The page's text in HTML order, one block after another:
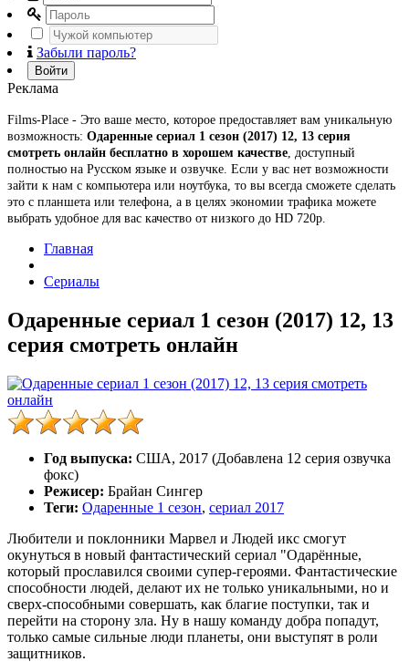
Забыли пароль?
Войти
Реклама
Films-Place - Это ваше место, которое предоставляет вам уникальную
возможность: Одаренные сериал 1 сезон (2017) 12, 13 серия
смотреть онлайн бесплатно в хорошем качестве , доступный
полностью на Русском языке и озвучке. Если у вас нет возможности
зайти к нам с компьютера или ноутбука, то вы всегда сможете сделать
это с планшета или телефона, а в целях экономии трафика можете
выбрать удобное для вас качество от низкого до HD 720p.
Главная
Сериалы
Одаренные сериал 1 сезон (2017) 12, 13
серия смотреть онлайн
Год выпуска: США, 2017 (Добавлена 12 серия озвучка
фокс)
Режисер: Брайан Сингер
Теги: Одаренные 1 сезон, сериал 2017
Любители и поклонники Марвел и Людей икс смогут
окунуться в новый фантастический сериал "Одарённые,
который прославился своими супер-героями. Фантастические
способности людей, делают их не только уникальными, но и
сверх-способными совершать, как благие поступки, так и
перейти на сторону зла. Ну в нашу команду добра попадут,
только самые сильные люди планеты, они выступят в роли
защитников.